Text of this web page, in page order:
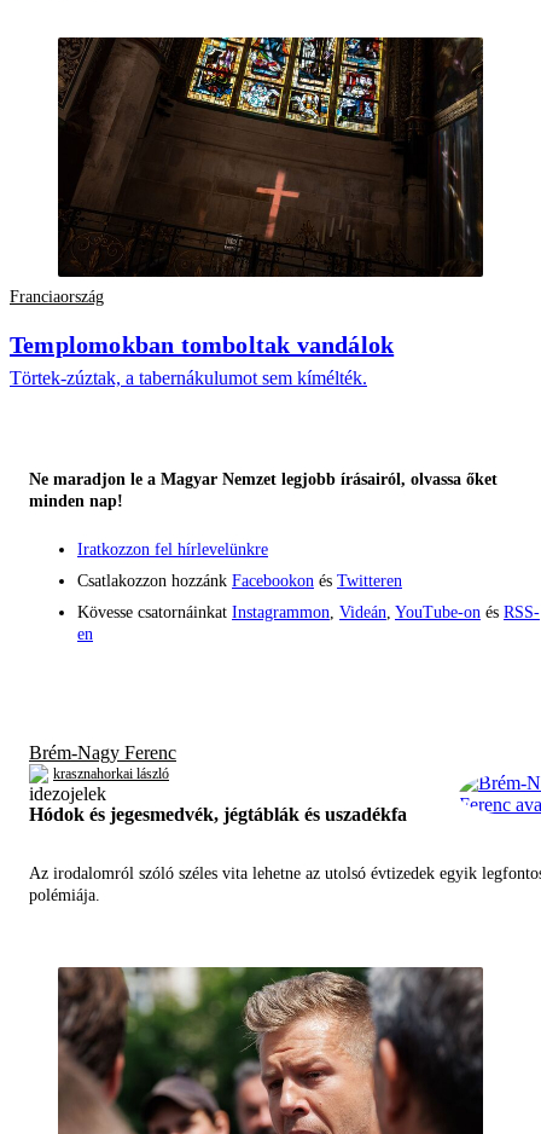
Franciaország
Templomokban tomboltak vandálok
Törtek-zúztak, a tabernákulumot sem kímélték.
Ne maradjon le a Magyar Nemzet legjobb írásairól, olvassa őket
minden nap!
Iratkozzon fel hírlevelünkre
Csatlakozzon hozzánk Facebookon és Twitteren
Kövesse csatornáinkat Instagrammon Videán YouTube-on és RSS-
en
Brém-Nagy Ferenc
krasznahorkai lászló
Hódok és jegesmedvék, jégtáblák és uszadékfa
Az irodalomról szóló széles vita lehetne az utolsó évtizedek egyik
polémiája.